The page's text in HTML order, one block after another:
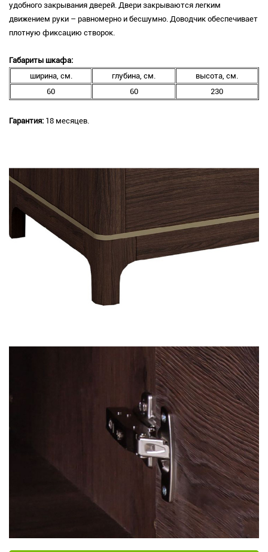
удобного закрывания дверей. Двери закрываются легким
движением руки – равномерно и бесшумно. Доводчик обеспечивает
плотную фиксацию створок.
Габариты шкафа:
ширина, см.
глубина, см.
высота, см.
60
60 230
Гарантия: 18 месяцев.